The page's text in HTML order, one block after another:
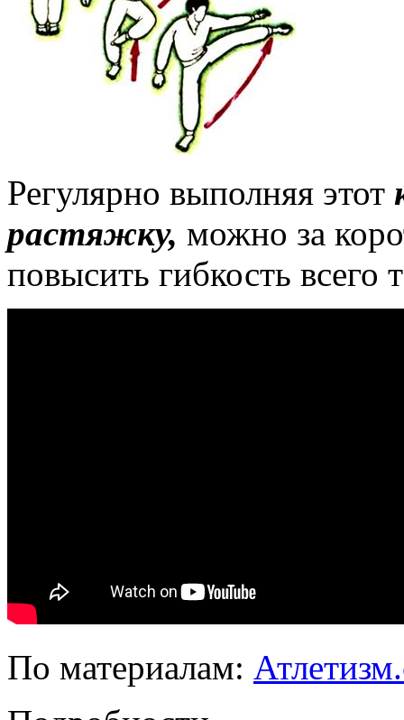
Регулярно выполняя этот
растяжку, можно за
повысить гибкость всего
По материалам: